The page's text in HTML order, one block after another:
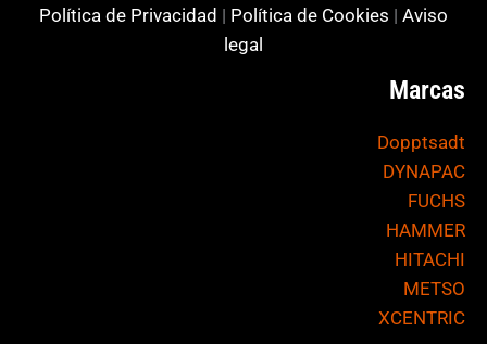
Política de Privacidad | Política de Cookies | Aviso
legal
Marcas
Dopptsadt
DYNAPAC
FUCHS
HAMMER
HITACHI
METSO
XCENTRIC